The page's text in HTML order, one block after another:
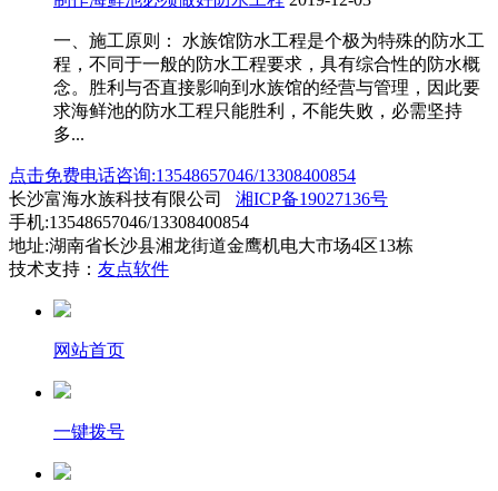
一、施工原则： 水族馆防水工程是个极为特殊的防水工
程，不同于一般的防水工程要求，具有综合性的防水概
念。胜利与否直接影响到水族馆的经营与管理，因此要
求海鲜池的防水工程只能胜利，不能失败，必需坚持
多...
点击免费电话咨询:13548657046/13308400854
长沙富海水族科技有限公司 湘ICP备19027136号
手机:13548657046/13308400854
地址:湖南省长沙县湘龙街道金鹰机电大市场4区13栋
技术支持： 友点软件
网站首页
一键拨号